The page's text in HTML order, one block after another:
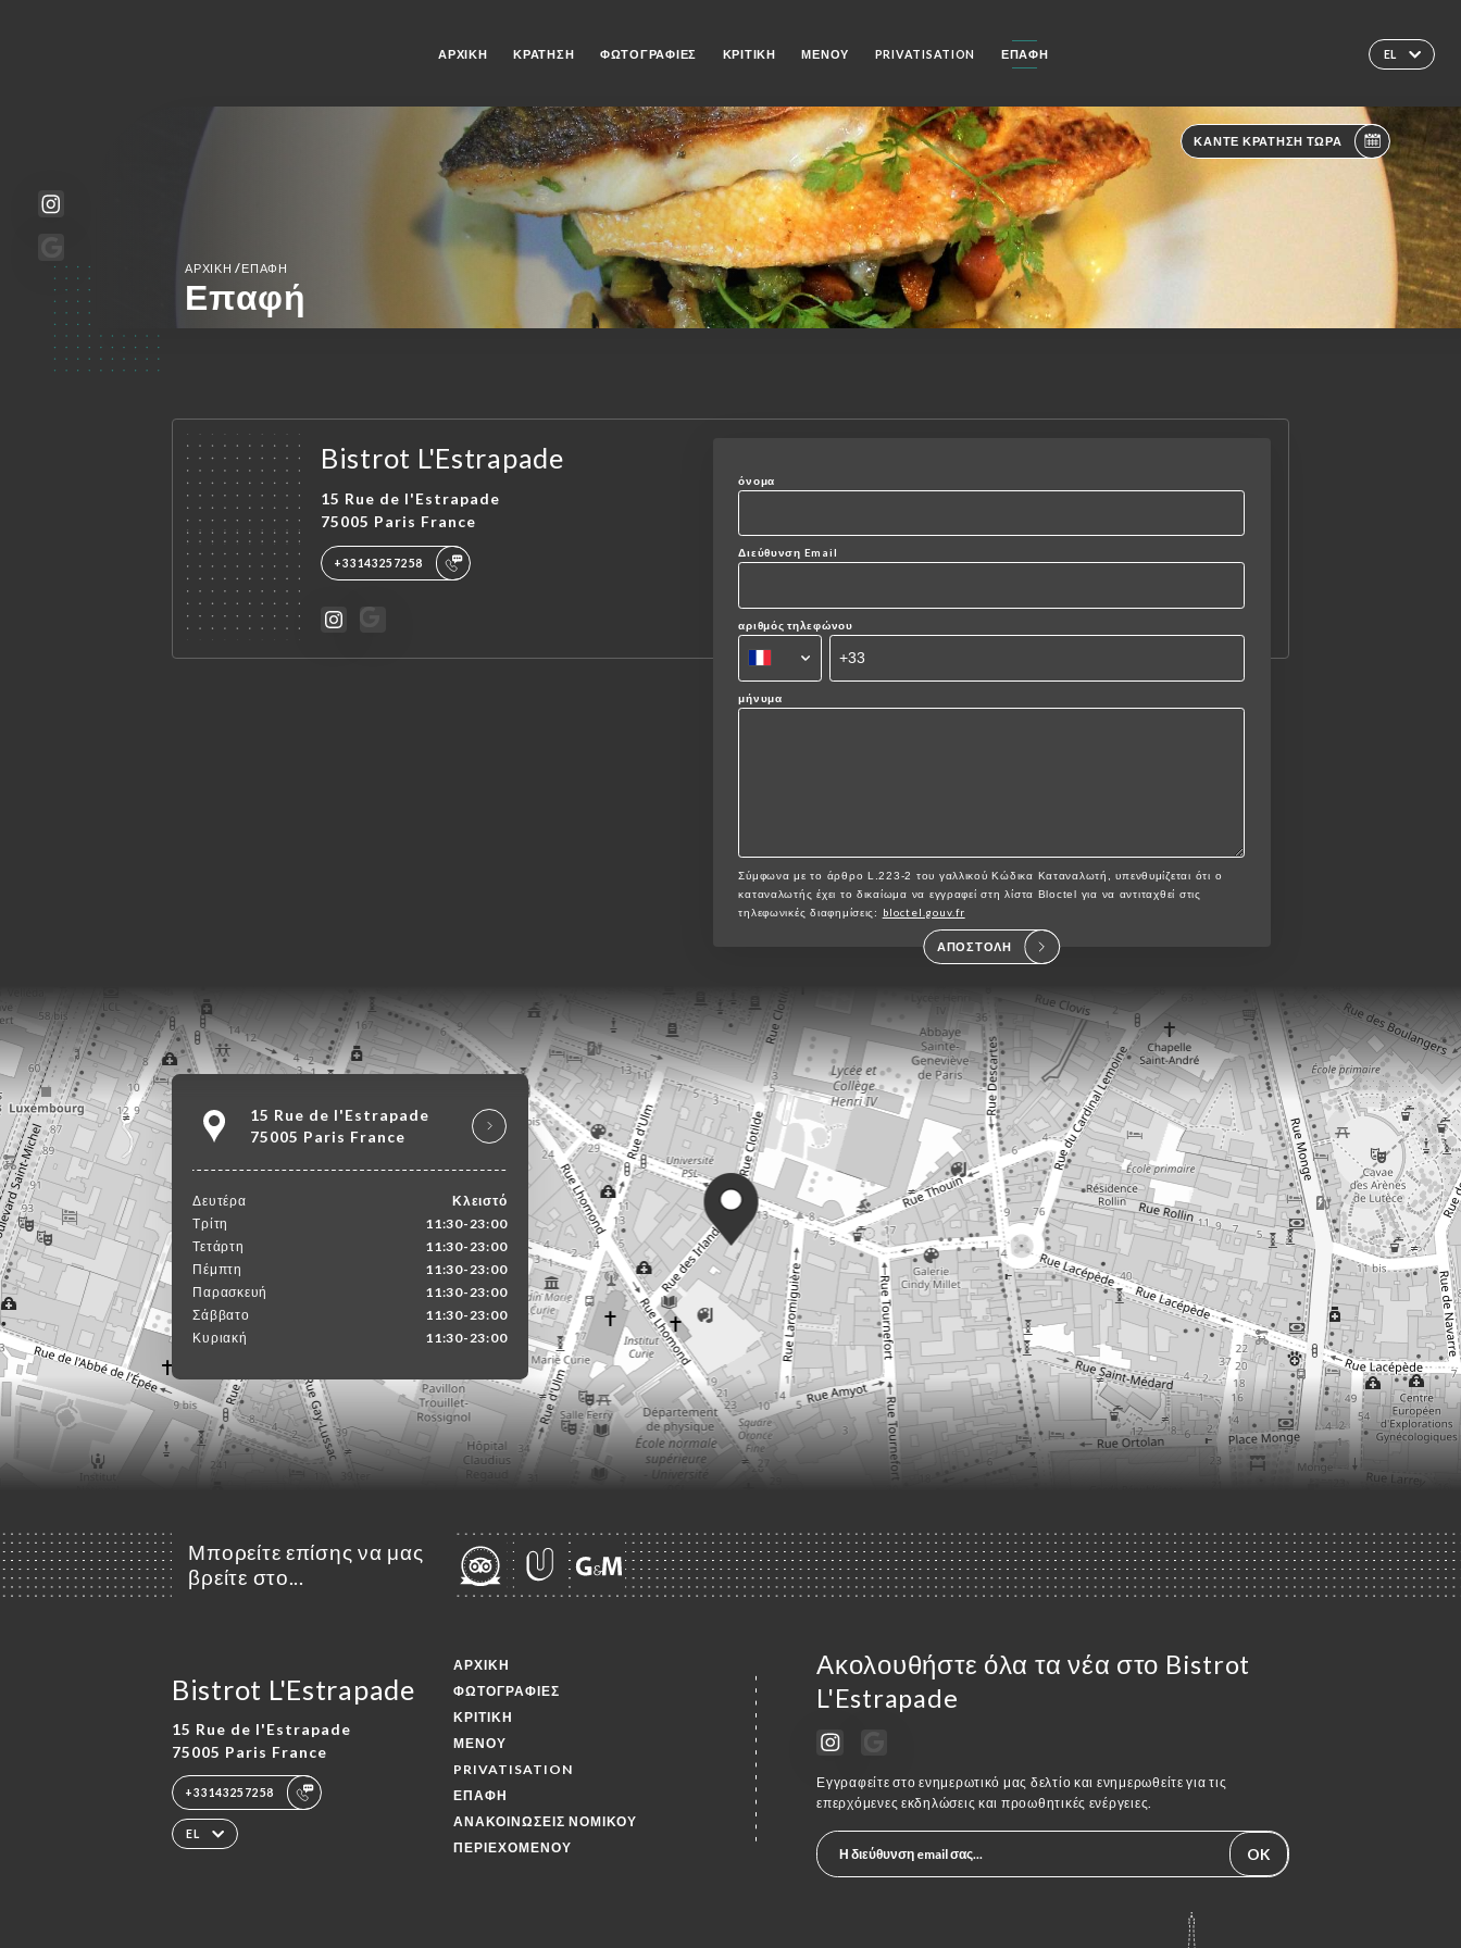
EL
ΑΡΧΙΚΉ ΚΡΆΤΗΣΗ ΦΩΤΟΓΡΑΦΊΕΣ ΚΡΙΤΙΚΉ ΜΕΝΟΎ PRIVATISATION ΕΠΑΦΉ
ΚΆΝΤΕ ΚΡΆΤΗΣΗ ΤΏΡΑ
ΑΡΧΙΚΉ/ ΕΠΑΦΉ
Επαφή
Bistrot L'Estrapade
15 Rue de l'Estrapade
75005 Paris France
+33143257258
όνομα
Διεύθυνση Email
αριθμός τηλεφώνου
μήνυμα
Σύμφωνα με το άρθρο L.223-2 του γαλλικού Κώδικα Καταναλωτή, υπενθυμίζεται ότι ο
καταναλωτής έχει το δικαίωμα να εγγραφεί στη λίστα Bloctel για να αντιταχθεί στις
τηλεφωνικές διαφημίσεις:
bloctel.gouv.fr
ΑΠΟΣΤΟΛΉ
15 Rue de l'Estrapade
75005 Paris France
Δευτέρα
Κλειστό
Τρίτη
11:30-23:00
Τετάρτη
11:30-23:00
Πέμπτη
11:30-23:00
Παρασκευή
11:30-23:00
Σάββατο
11:30-23:00
Κυριακή
11:30-23:00
Μπορείτε επίσης να μας
βρείτε στο...
Bistrot L'Estrapade
15 Rue de l'Estrapade
75005 Paris France
+33143257258
EL
ΑΡΧΙΚΉ
ΦΩΤΟΓΡΑΦΊΕΣ
ΚΡΙΤΙΚΉ
ΜΕΝΟΎ
PRIVATISATION
ΕΠΑΦΉ
ΑΝΑΚΟΙΝΏΣΕΙΣ ΝΟΜΙΚΟΎ
ΠΕΡΙΕΧΟΜΈΝΟΥ
Ακολουθήστε όλα τα νέα στο Bistrot
L'Estrapade
Εγγραφείτε στο ενημερωτικό μας δελτίο και ενημερωθείτε για τις
επερχόμενες εκδηλώσεις και προωθητικές ενέργειες.
OK